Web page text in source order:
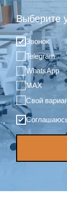
Выберите
Звонок
Telegram
WhatsApp
MAX
Свой